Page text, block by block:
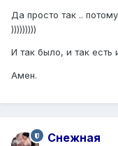
Да просто так ..
)))))))))
И так было, и так есть
Амен.
Снежная